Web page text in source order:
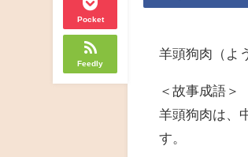
Pocket
Feedly
羊頭狗肉（よ
＜故事成語＞
羊頭狗肉は、
す。